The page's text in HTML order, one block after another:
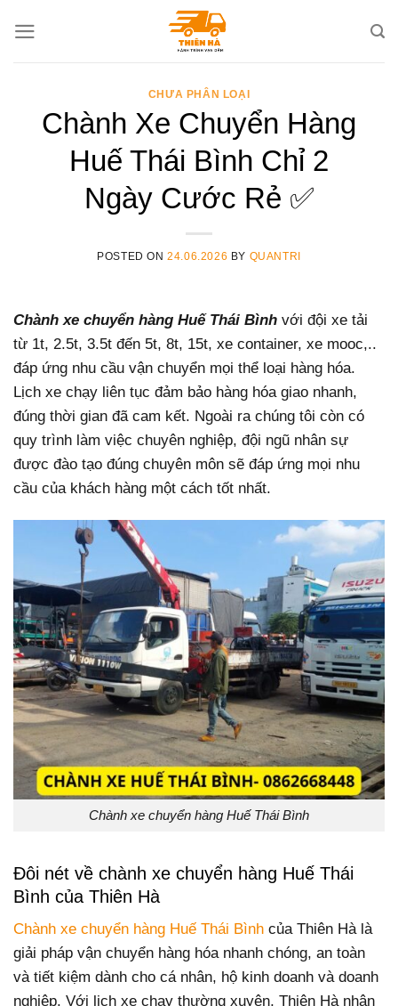
CHƯA PHÂN LOẠI
Chành Xe Chuyển Hàng
Huế Thái Bình Chỉ 2
Ngày Cước Rẻ ✅
POSTED ON24.06.2026 BY QUANTRI
Chành xe chuyển hàng Huế Thái Bình với đội xe tải
từ 1t, 2.5t, 3.5t đến 5t, 8t, 15t, xe container, xe mooc,..
đáp ứng nhu cầu vận chuyển mọi thể loại hàng hóa.
Lịch xe chạy liên tục đảm bảo hàng hóa giao nhanh,
đúng thời gian đã cam kết. Ngoài ra chúng tôi còn có
quy trình làm việc chuyên nghiệp, đội ngũ nhân sự
được đào tạo đúng chuyên môn sẽ đáp ứng mọi nhu
cầu của khách hàng một cách tốt nhất.
Chành xe chuyển hàng Huế Thái Bình
Đôi nét về chành xe chuyển hàng Huế Thái
Bình của Thiên Hà
Chành xe chuyển hàng Huế Thái Bình của Thiên Hà là
giải pháp vận chuyển hàng hóa nhanh chóng, an toàn
và tiết kiệm dành cho cá nhân, hộ kinh doanh và doanh
nghiệp. Với lịch xe chạy thường xuyên, Thiên Hà nhận